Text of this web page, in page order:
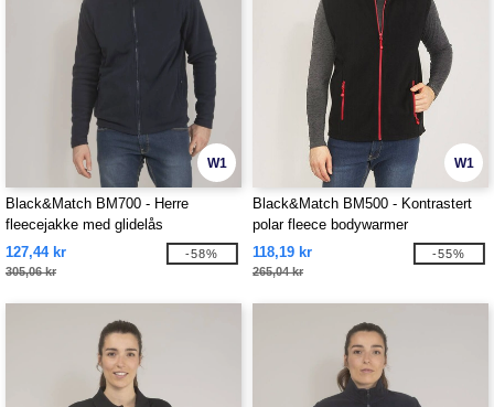
W1
Black&Match BM700 - Herre
fleecejakke med glidelås
127,44 kr
305,06 kr
-58%
W1
Black&Match BM500 - Kontrastert
polar fleece bodywarmer
118,19 kr
265,04 kr
-55%